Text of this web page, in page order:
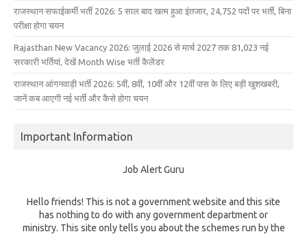
राजस्थान सफाईकर्मी भर्ती 2026: 5 साल बाद खत्म हुआ इंतजार, 24,752 पदों पर भर्ती, बिना
परीक्षा होगा चयन
Rajasthan New Vacancy 2026: जुलाई 2026 से मार्च 2027 तक 81,023 नई
सरकारी भर्तियां, देखें Month Wise भर्ती कैलेंडर
राजस्थान आंगनवाड़ी भर्ती 2026: 5वीं, 8वीं, 10वीं और 12वीं पास के लिए बड़ी खुशखबरी,
जानें कब आएगी नई भर्ती और कैसे होगा चयन
Important Information
Job Alert Guru
Hello friends! This is not a government website and this site
has nothing to do with any government department or
ministry. This site only tells you about the schemes run by the